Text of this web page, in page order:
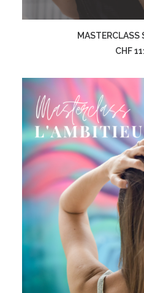
AJOUTER
MASTERCLASS
CHF